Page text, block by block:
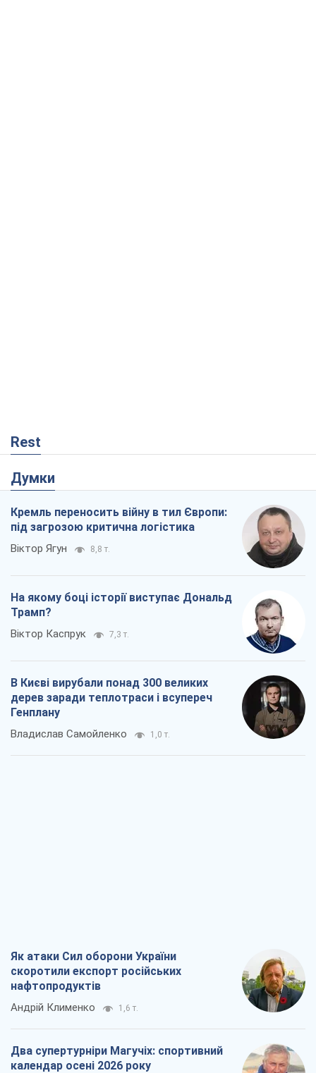
Rest
Думки
Кремль переносить війну в тил Європи:
під загрозою критична логістика
Віктор Ягун 8,8 т.
На якому боці історії виступає Дональд
Трамп?
Віктор Каспрук 7,3 т.
В Києві вирубали понад 300 великих
дерев заради теплотраси і всупереч
Генплану
Владислав Самойленко 1,0 т.
Як атаки Сил оборони України
скоротили експорт російських
нафтопродуктів
Андрій Клименко 1,6 т.
Два супертурніри Магучіх: спортивний
календар осені 2026 року